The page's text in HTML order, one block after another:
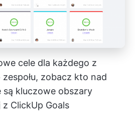
cele dla każdego z
zobacz kto nad
są kluczowe obszary
ClickUp Goals